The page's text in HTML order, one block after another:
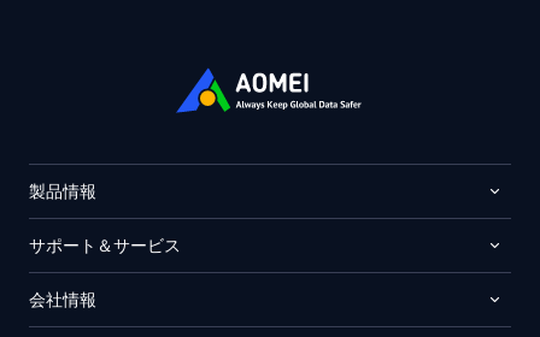
製品情報
サポート＆サービス
会社情報